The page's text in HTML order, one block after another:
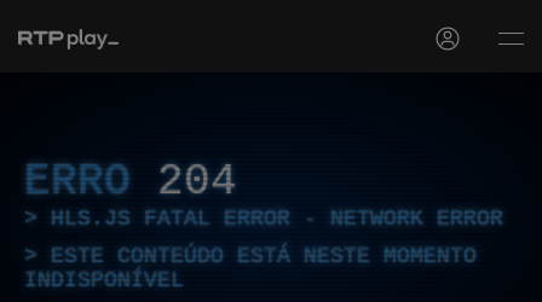
ERRO 204
HLS.JS FATAL ERROR - NETWORK ERROR
ESTE CONTEÚDO ESTÁ NESTE MOMENTO
INDISPONÍVEL